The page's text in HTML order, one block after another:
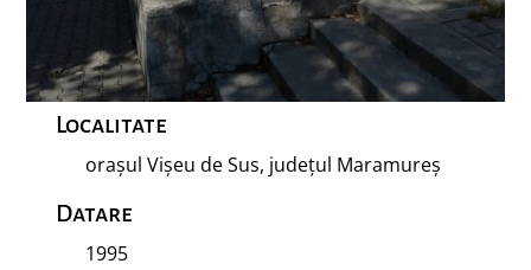
Localitate
orașul Vișeu de Sus, județul Maramureș
Datare
1995